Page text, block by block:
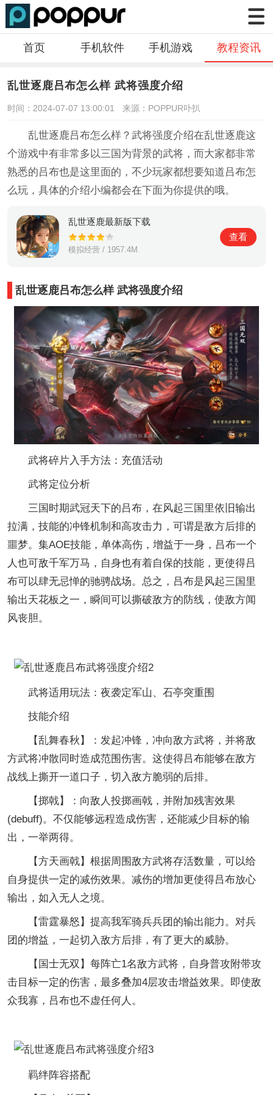
首页 手机软件 手机游戏 教程资讯
乱世逐鹿吕布怎么样 武将强度介绍
时间：2024-07-07 13:00:01 来源：POPPUR卟扒
乱世逐鹿吕布怎么样？武将强度介绍在乱世逐鹿这
个游戏中有非常多以三国为背景的武将，而大家都非常
熟悉的吕布也是这里面的，不少玩家都想要知道吕布怎
么玩，具体的介绍小编都会在下面为你提供的哦。
乱世逐鹿最新版下载
模拟经营 / 1957.4M
查看
乱世逐鹿吕布怎么样 武将强度介绍
武将碎片入手方法：充值活动
武将定位分析
三国时期武冠天下的吕布，在风起三国里依旧输出
拉满，技能的冲锋机制和高攻击力，可谓是敌方后排的
噩梦。集AOE技能，单体高伤，增益于一身，吕布一个
人也可敌千军万马，自身也有着自保的技能，更使得吕
布可以肆无忌惮的驰骋战场。总之，吕布是风起三国里
输出天花板之一，瞬间可以撕破敌方的防线，使敌方闻
风丧胆。
武将适用玩法：夜袭定军山、石亭突重围
技能介绍
【乱舞春秋】：发起冲锋，冲向敌方武将，并将敌
方武将冲散同时造成范围伤害。这使得吕布能够在敌方
战线上撕开一道口子，切入敌方脆弱的后排。
【掷戟】：向敌人投掷画戟，并附加残害效果
(debuff)。不仅能够远程造成伤害，还能减少目标的输
出，一举两得。
【方天画戟】根据周围敌方武将存活数量，可以给
自身提供一定的减伤效果。减伤的增加更使得吕布放心
输出，如入无人之境。
【雷霆暴怒】提高我军骑兵兵团的输出能力。对兵
团的增益，一起切入敌方后排，有了更大的威胁。
【国士无双】每阵亡1名敌方武将，自身普攻附带攻
击目标一定的伤害，最多叠加4层攻击增益效果。即使敌
众我寡，吕布也不虚任何人。
羁绊阵容搭配